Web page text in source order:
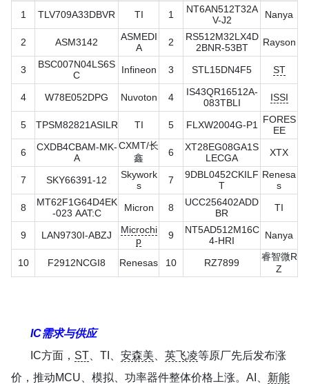
1 TLV709A33DBVR TI 1
NT6AN512T32A
V-J2
Nanya
2 ASM3142
ASMEDI
A
2
RS512M32LX4D
2BNR-53BT
Rayson
3
BSC007N04LS6S
C
Infineon 3 STL15DN4F5 ST
4 W78E052DPG Nuvoton 4
IS43QR16512A-
083TBLI
ISSI
5 TPSM82821ASILR TI 5 FLXW2004G-P1
FORES
EE
6
CXDB4CBAM-MK-
A
CXMT/长
鑫
6
XT28EG08GA1S
LECGA
XTX
7 SKY66391-12
Skywork
s
7
9DBL0452CKILF
T
Renesa
s
8
MT62F1G64D4EK
-023 AAT:C
Micron 8
UCC256402ADD
BR
TI
9 LAN9730I-ABZJ
Microchi
p
9
NT5AD512M16C
4-HRI
Nanya
10 F2912NCGI8 Renesas 10 RZ7899
睿智微R
Z
IC需求与供应
IC方面， ST 、TI、 安森美 英飞凌等原厂先后发布涨
价，推动MCU、模拟、功率器件整体价格上涨。AI、 新能